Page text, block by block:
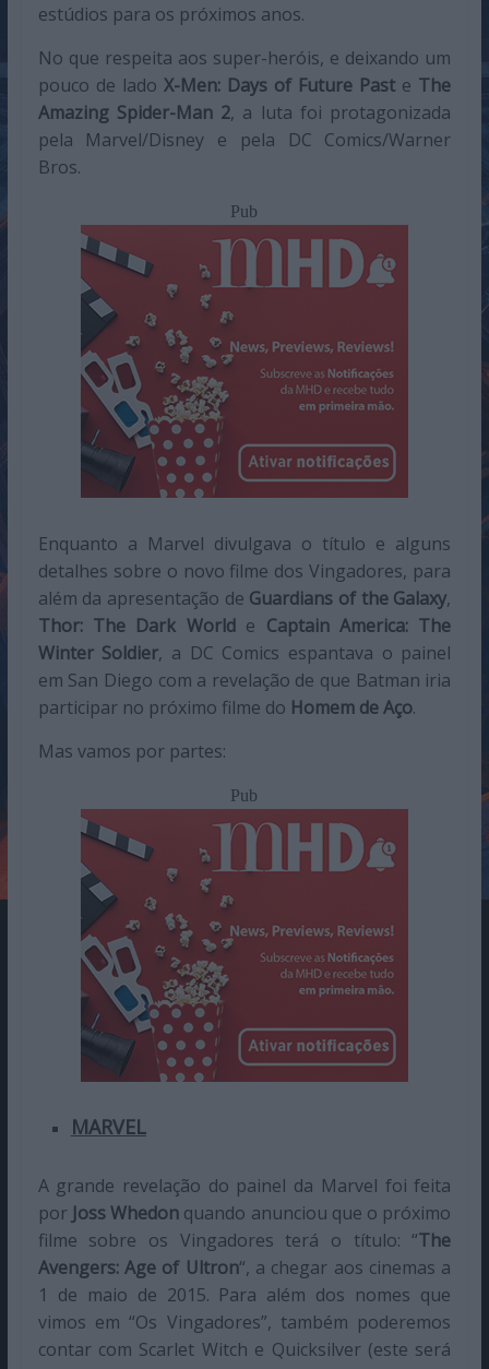
estúdios para os próximos anos.
No que respeita aos super-heróis, e deixando um
pouco de lado X-Men: Days of Future Past e The
Amazing Spider-Man 2, a luta foi protagonizada
pela Marvel/Disney e pela DC Comics/Warner
Bros.
Pub
Enquanto a Marvel divulgava o título e alguns
detalhes sobre o novo filme dos Vingadores, para
além da apresentação de Guardians of the Galaxy,
Thor: The Dark World e Captain America: The
Winter Soldier, a DC Comics espantava o painel
em San Diego com a revelação de que Batman iria
participar no próximo filme do Homem de Aço.
Mas vamos por partes:
Pub
MARVEL
A grande revelação do painel da Marvel foi feita
por Joss Whedon quando anunciou que o próximo
filme sobre os Vingadores terá o título: “The
Avengers: Age of Ultron“, a chegar aos cinemas a
1 de maio de 2015. Para além dos nomes que
vimos em “Os Vingadores”, também poderemos
contar com Scarlet Witch e Quicksilver (este será